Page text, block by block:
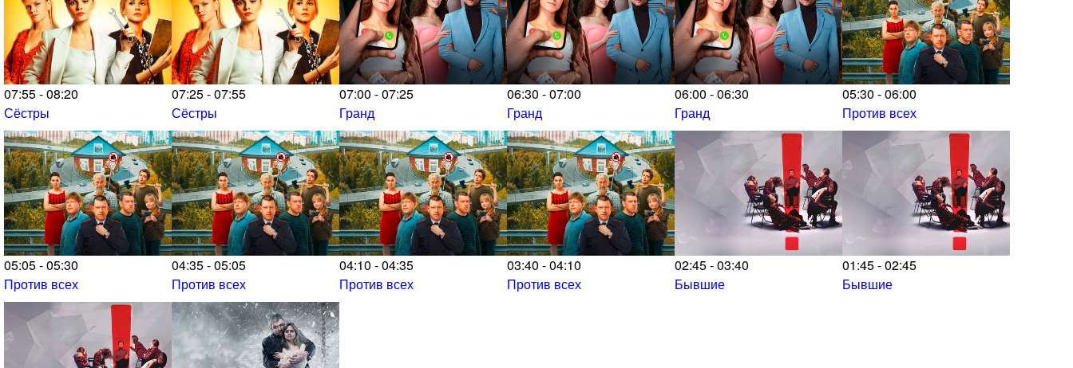
07:55 - 08:20
Сёстры
07:25 - 07:55
Сёстры
07:00 - 07:25
Гранд
06:30 - 07:00
Гранд
06:00 - 06:30
Гранд
05:30 - 06:00
Против всех
05:05 - 05:30
Против всех
04:35 - 05:05
Против всех
04:10 - 04:35
Против всех
03:40 - 04:10
Против всех
02:45 - 03:40
Бывшие
01:45 - 02:45
Бывшие